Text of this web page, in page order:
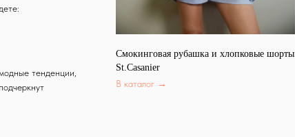
тенденции,
Смокинговая рубашка и хлопковые шорты
St.Casanier
В каталог →